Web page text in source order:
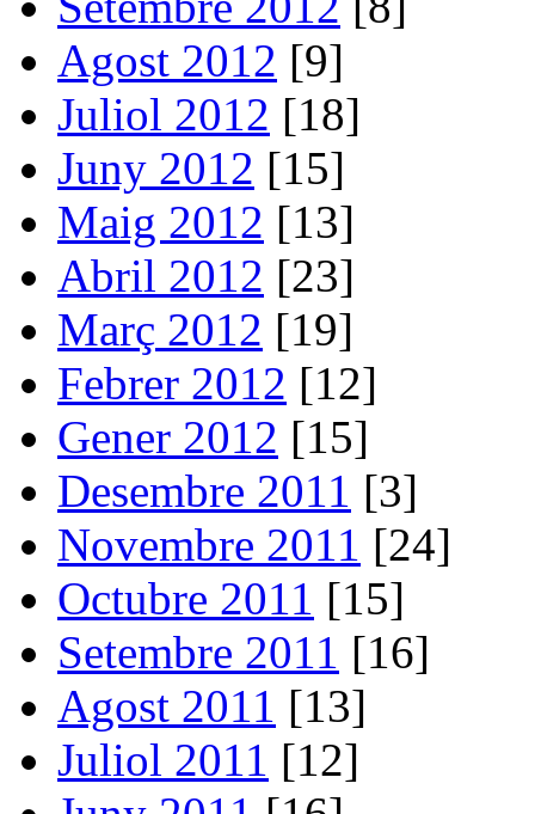
Agost 2012 [9]
Juliol 2012 [18]
Juny 2012 [15]
Maig 2012 [13]
Abril 2012 [23]
Març 2012 [19]
Febrer 2012 [12]
Gener 2012 [15]
Desembre 2011 [3]
Novembre 2011 [24]
Octubre 2011 [15]
Setembre 2011 [16]
Agost 2011 [13]
Juliol 2011 [12]